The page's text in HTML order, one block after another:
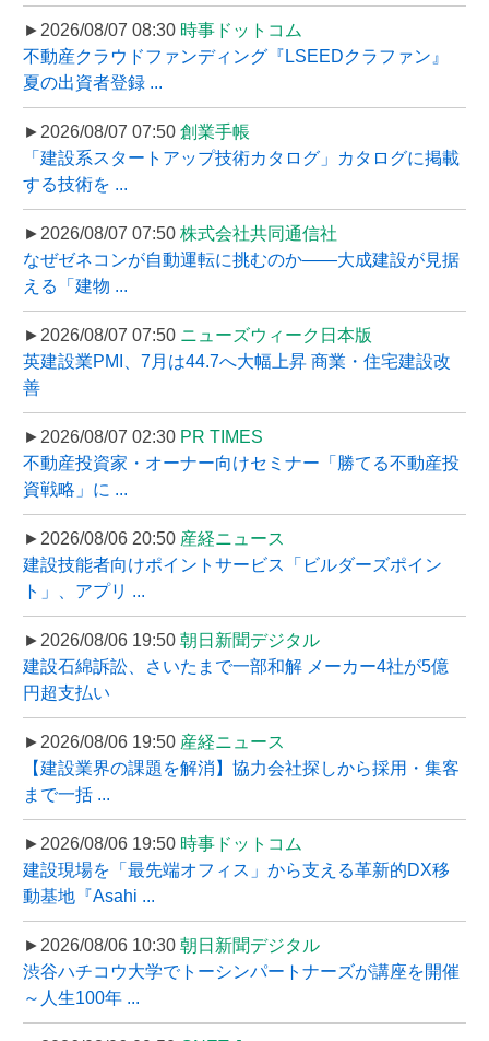
►2026/08/07 08:30 時事ドットコム
不動産クラウドファンディング『LSEEDクラファン』
夏の出資者登録 ...
►2026/08/07 07:50 創業手帳
「建設系スタートアップ技術カタログ」カタログに掲載
する技術を ...
►2026/08/07 07:50 株式会社共同通信社
なぜゼネコンが自動運転に挑むのか――大成建設が見据
える「建物 ...
►2026/08/07 07:50 ニューズウィーク日本版
英建設業PMI、7月は44.7へ大幅上昇 商業・住宅建設改
善
►2026/08/07 02:30 PR TIMES
不動産投資家・オーナー向けセミナー「勝てる不動産投
資戦略」に ...
►2026/08/06 20:50 産経ニュース
建設技能者向けポイントサービス「ビルダーズポイン
ト」、アプリ ...
►2026/08/06 19:50 朝日新聞デジタル
建設石綿訴訟、さいたまで一部和解 メーカー4社が5億
円超支払い
►2026/08/06 19:50 産経ニュース
【建設業界の課題を解消】協力会社探しから採用・集客
まで一括 ...
►2026/08/06 19:50 時事ドットコム
建設現場を「最先端オフィス」から支える革新的DX移
動基地『Asahi ...
►2026/08/06 10:30 朝日新聞デジタル
渋谷ハチコウ大学でトーシンパートナーズが講座を開催
～人生100年 ...